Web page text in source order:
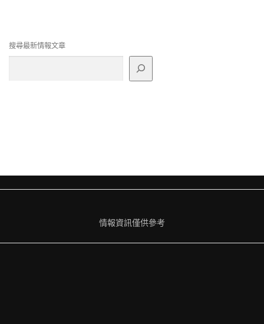
搜尋最新情報文章
情報資訊僅供參考